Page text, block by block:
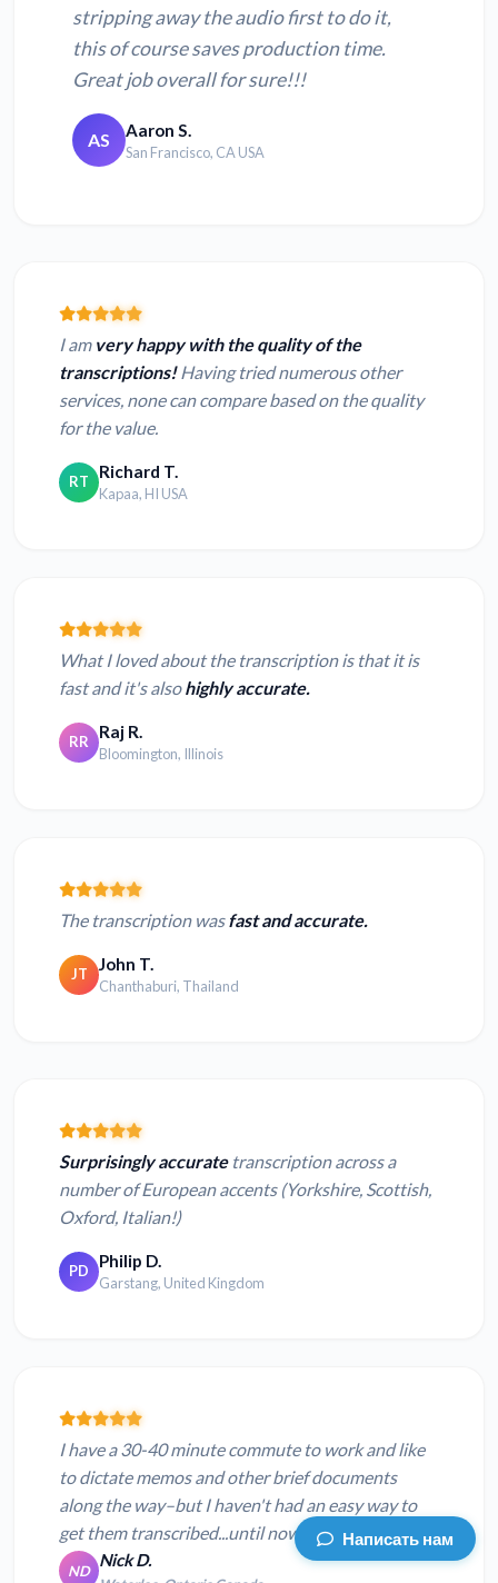
stripping away the audio first to do it,
this of course saves production time.
Great job overall for sure!!!
AS Aaron S.
San Francisco, CA USA
I am very happy with the quality of the
transcriptions!Having tried numerous other
services, none can compare based on the quality
for the value.
RT Richard T.
Kapaa, HI USA
What I loved about the transcription is that it is
fast and it's alsohighly accurate.
RR Raj R.
Bloomington, Illinois
The transcription wasfast and accurate.
JT John T.
Chanthaburi, Thailand
Surprisingly accuratetranscription across a
number of European accents (Yorkshire, Scottish,
Oxford, Italian!)
PD Philip D.
Garstang, United Kingdom
I have a 30-40 minute commute to work and like
to dictate memos and other brief documents
along the way–but I haven't had an easy way to
get them transcribed...until now.
Thanks Sonix!
ND
Nick D.
Написать нам